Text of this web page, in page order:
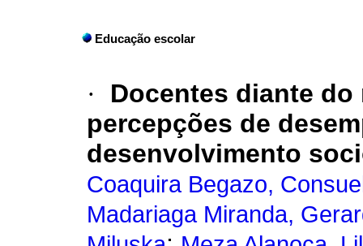
Educação escolar
·
Docentes diante
percepções de
desenvolvimento
Coaquira Begazo,
Madariaga Miranda,